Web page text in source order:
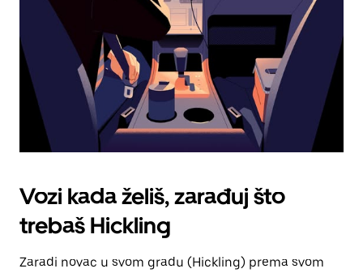
kalendara.
Vozi kada želiš, zarađuj što
trebaš Hickling
Zaradi novac u svom gradu (Hickling) prema svom